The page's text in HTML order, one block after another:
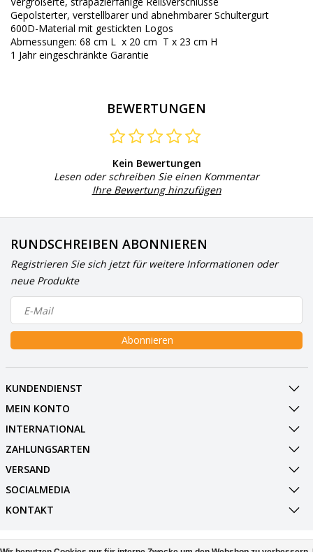
Gepolsterter, verstellbarer und abnehmbarer Schultergurt
600D-Material mit gestickten Logos
Abmessungen: 68 cm L x 20 cm T x 23 cm H
1 Jahr eingeschränkte Garantie
BEWERTUNGEN
Kein Bewertungen
Lesen oder schreiben Sie einen Kommentar
Ihre Bewertung hinzufügen
RUNDSCHREIBEN ABONNIEREN
Registrieren Sie sich jetzt für weitere Informationen oder
neue Produkte
Abonnieren
KUNDENDIENST
MEIN KONTO
INTERNATIONAL
ZAHLUNGSARTEN
VERSAND
SOCIALMEDIA
KONTAKT
© Copyright 2026 BowlingShopEurope